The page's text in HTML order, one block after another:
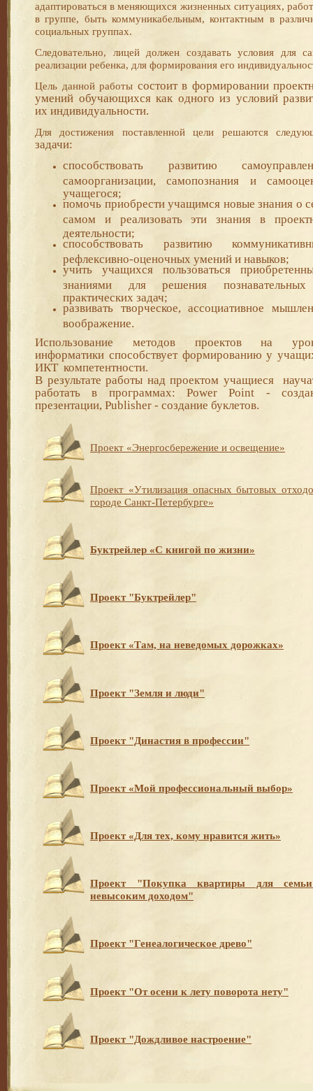
адаптироваться в меняю­щихся жизненных ситуациях,
в группе, быть коммуни­кабельным, контактным в
социальных группах.
Следовательно, лицей должен создавать условия для
реализации ребенка, для формирования его
Цель данной работы состоит в формировании
умений обучающихся как одного из условий
их инди­видуальности.
Для достижения поставленной цели решаются
задачи:
способствовать развитию
самоорганиза­ции, самопознания и
учащегося;
помочь приобрести учащимся новые знания о
са­мом и реализовать эти знания в
деятельности;
способствовать развитию
рефлексив­но-оценочных умений и навыков;
учить учащихся пользоваться
знания­ми для решения
практических задач;
развивать творческое, ассоциативное
вообра­жение.
Использование методов проектов на
информатики способствует формированию у
ИКТ компетентности.
В результате работы над проектом учащиеся
работать в программах: Power Point -
презентации, Publisher - создание буклетов.
Проект «Энергосбережение и освещение»
Проект «Утилизация опасных бытовых
городе Санкт-Петербурге»
Буктрейлер «С книгой по жизни»
Проект "Буктрейлер"
Проект «Там, на неведомых дорожках»
Проект "Земля и люди"
Проект "Династия в профессии"
Проект «Мой профессиональный выбор»
Проект «Для тех, кому нравится жить»
Проект "Покупка квартиры для
невысоким доходом"
Проект "Генеалогическое древо"
Проект "От осени к лету поворота нету"
Проект "Дождливое настроение"